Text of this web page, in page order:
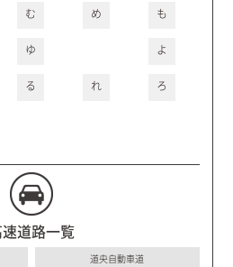
む め も
ゆ よ
る れ ろ
道路一覧
道央自動車道